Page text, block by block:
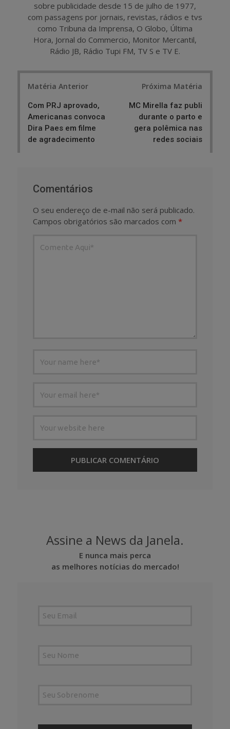
sobre publicidade desde 15 de julho de 1977,
com passagens por jornais, revistas, rádios e tvs
como Tribuna da Imprensa, O Globo, Última
Hora, Jornal do Commercio, Monitor Mercantil,
Rádio JB, Rádio Tupi FM, TV S e TV E.
Matéria Anterior
Com PRJ aprovado,
Americanas convoca
Dira Paes em filme
de agradecimento
Próxima Matéria
MC Mirella faz publi
durante o parto e
gera polêmica nas
redes sociais
Comentários
O seu endereço de e-mail não será publicado.
Campos obrigatórios são marcados com *
Assine a News da Janela.
E nunca mais perca
as melhores notícias do mercado!